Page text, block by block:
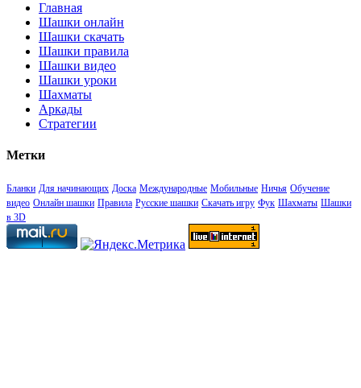
Главная
Шашки онлайн
Шашки скачать
Шашки правила
Шашки видео
Шашки уроки
Шахматы
Аркады
Стратегии
Метки
Бланки Для начинающих Доска Международные Мобильные Ничья Обучение
видео Онлайн шашки Правила Русские шашки Скачать игру Фук Шахматы Шашки
в 3D